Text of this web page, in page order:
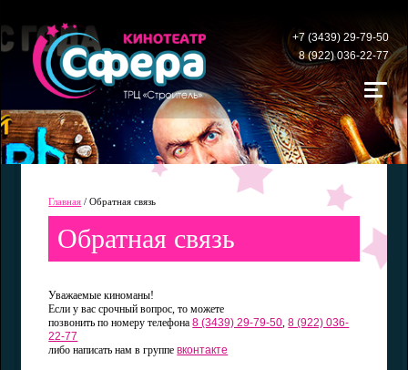
+7 (3439) 29-79-50
8 (922) 036-22-77
Главная /Обратная связь
Обратная связь
Уважаемые киноманы!
Если у вас срочный вопрос, то можете
позвонить по номеру телефона8 (3439) 29-79-50,8 (922) 036-
22-77
либо написать нам в группевконтакте